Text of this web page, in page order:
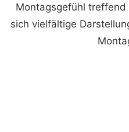
Montagsgefühl
sich vielfältige